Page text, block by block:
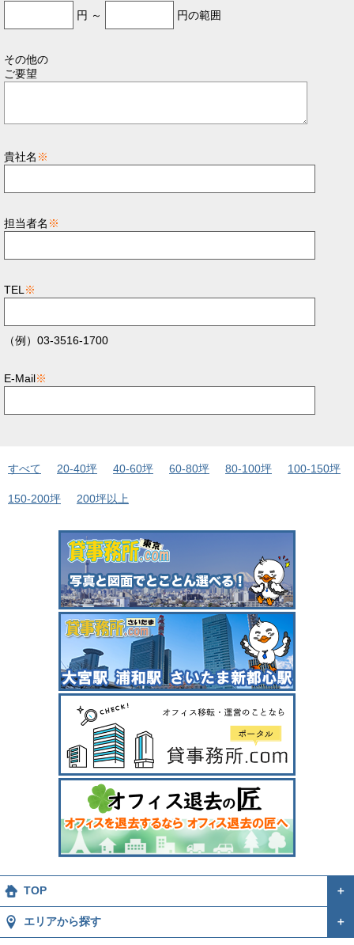
円 ～
円の範囲
その他の
ご要望
貴社名 ※
担当者名 ※
TEL ※
（例）03-3516-1700
E-Mail※
すべて 20-40坪 40-60坪 60-80坪 80-100坪 100-150坪
150-200坪 200坪以上
TOP ＋
エリアから探す ＋